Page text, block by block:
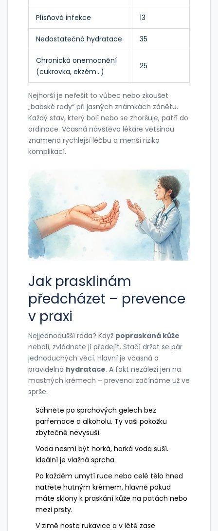
Plísňová infekce 13
Nedostatečná hydratace 35
Chronická onemocnění
(cukrovka, ekzém…)
25
Nejhorší je neřešit to vůbec nebo zkoušet
„babské rady“ při jasných známkách zánětu.
Každý stav, který bolí nebo se zhoršuje, patří do
ordinace. Včasná návštěva lékaře většinou
znamená rychlejší léčbu a menší riziko
komplikací.
Jak prasklinám
předcházet – prevence
v praxi
Nejjednodušší rada? Když popraskaná kůže
nebolí, zvládnete jí předejít. Stačí držet se pár
jednoduchých věcí. Hlavní je včasná a
pravidelná hydratace. A fakt nezáleží jen na
mastných krémech – prevenci začínáme už ve
sprše.
Sáhněte po sprchových gelech bez
parfemace a alkoholu. Ty vaši pokožku
zbytečně nevysuší.
Voda nesmí být horká, horká voda suší.
Ideální je vlažná sprcha.
Po každém umytí ruce nebo celé tělo hned
natřete hutným krémem, hlavně pokud
máte sklony k praskání kůže na patách nebo
mezi prsty.
V zimě noste rukavice a v létě zase